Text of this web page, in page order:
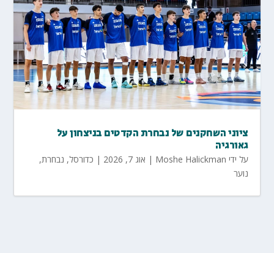
ציוני השחקנים של נבחרת הקדטים בניצחון על
גאורגיה
על ידי Moshe Halickman
| אוג 7, 2026 | כדורסל, נבחרת,
נוער